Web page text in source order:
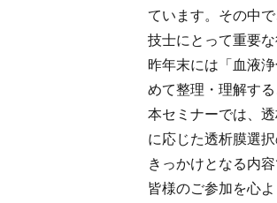
ています。その中
技士にとって重要な
昨年末には「血液
めて整理・理解す
本セミナーでは、
に応じた透析膜選
きっかけとなる内容
皆様のご参加を心